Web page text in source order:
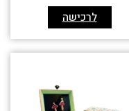
לרכישה